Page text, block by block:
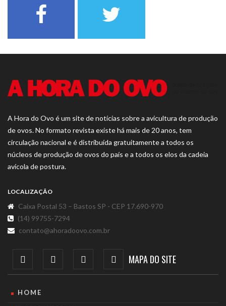
A Hora do Ovo é um site de notícias sobre a avicultura de produção
de ovos. No formato revista existe há mais de 20 anos, tem
circulação nacional e é distribuída gratuitamente a todos os
núcleos de produção de ovos do país e a todos os elos da cadeia
avícola de postura.
LOCALIZAÇÃO
Caixa Postal 53 – Bastos SP - CEP 17.690-970
(14) 99755-7294
contato@ahoradoovo.com.br
MAPA DO SITE
HOME